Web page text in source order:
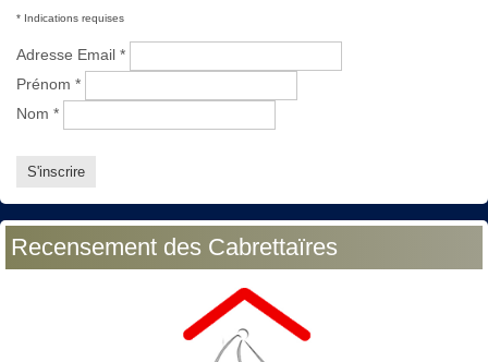
* Indications requises
Adresse Email *
Prénom *
Nom *
Recensement des Cabrettaïres